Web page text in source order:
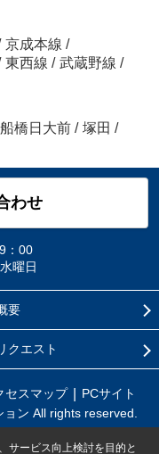
京成本線 /
東西線 / 武蔵野線 /
船橋日大前 / 塚田 /
わせ
：00
曜日
要
クエスト
セスマップ
PCサイト
ン All rights reserved.
サービス向上検討を目的と